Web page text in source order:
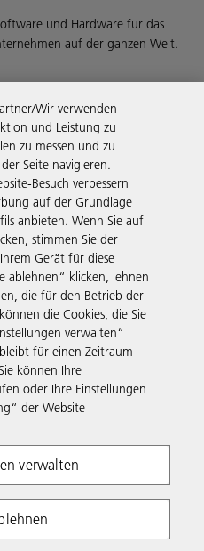
und Hardware für das
auf der ganzen Welt.
Wir verwenden
und Leistung zu
zu messen und zu
Seite navigieren.
Besuch verbessern
auf der Grundlage
anbieten. Wenn Sie auf
stimmen Sie der
Gerät für diese
ablehnen“ klicken, lehnen
die für den Betrieb der
die Cookies, die Sie
verwalten“
für einen Zeitraum
können Ihre
oder Ihre Einstellungen
der Website
verwalten